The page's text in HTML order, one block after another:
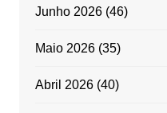
Junho 2026(46)
Maio 2026(35)
Abril 2026(40)